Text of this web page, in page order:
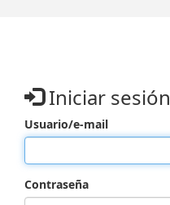
Iniciar sesión
Usuario/e-mail
Contraseña